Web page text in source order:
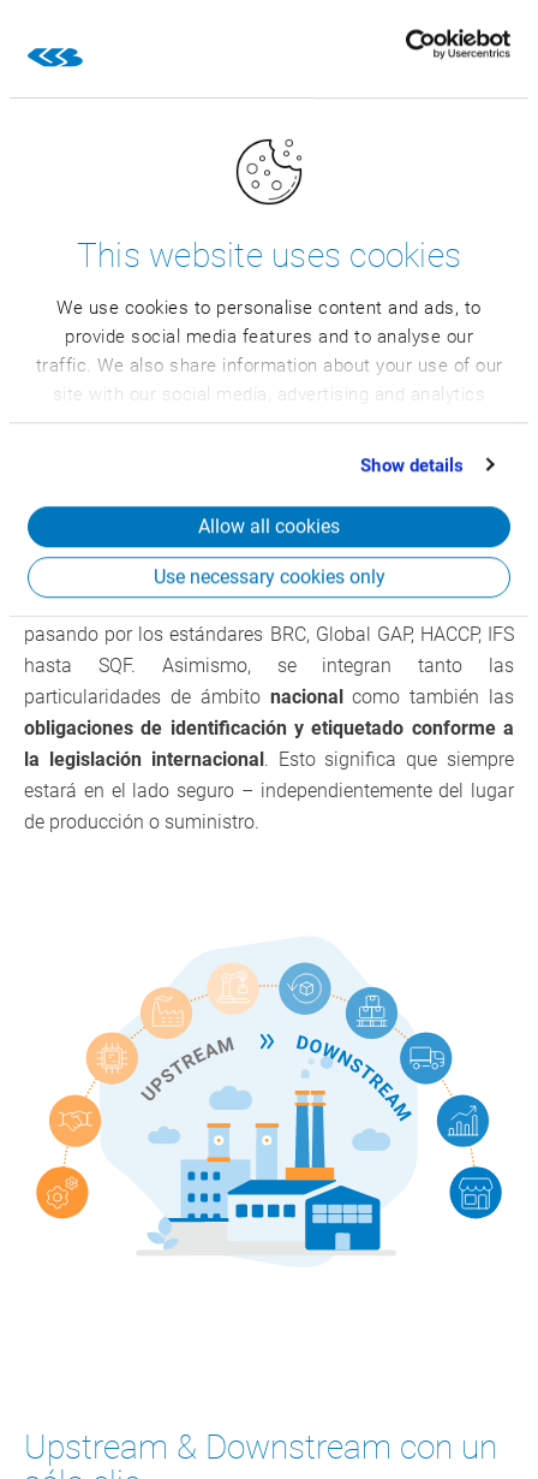
This website uses cookies
We use cookies to personalise content and ads, to
provide social media features and to analyse our
traffic. We also share information about your use of our
site with our social media, advertising and analytics
partners who may combine it with other information
that you’ve provided to them or that they’ve collected
Show details
Allow all cookies
Use necessary cookies only
normas y directivas – tanto
nacionales como internacionales
CSB Traceability asegura el cumplimiento de todas las
leyes, directivas y estándares – desde normas europeas,
pasando por los estándares BRC, Global GAP, HACCP, IFS
hasta SQF. Asimismo, se integran tanto las
particularidades de ámbito nacionalcomo también las
obligaciones de identificación y etiquetado conforme a
la legislación internacional. Esto significa que siempre
estará en el lado seguro – independientemente del lugar
de producción o suministro.
Upstream & Downstream con un